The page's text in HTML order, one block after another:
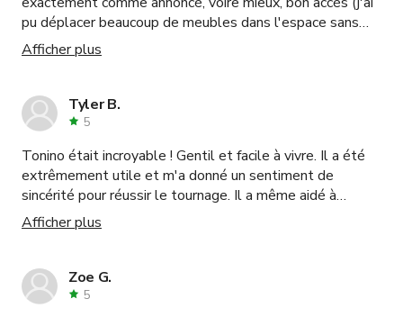
pu déplacer beaucoup de meubles dans l'espace sans
trop de difficulté), lumineux, propre, professionnel. Tout
était parfait ! Je réserverais à nouveau et recommande
Afficher plus
Tyler B.
5
Tonino était incroyable ! Gentil et facile à vivre. Il a été
extrêmement utile et m'a donné un sentiment de
sincérité pour réussir le tournage. Il a même aidé à
l'installation, ce qui était tellement utile. Je recommande
définitivement cet espace et je reviendrai certainement
Afficher plus
Zoe G.
5